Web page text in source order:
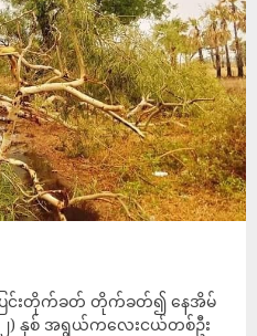
ပြင်းတိုက်ခတ် တိုက်ခတ်၍ နေအိမ်
၁၂) နှစ် အရွယ်ကလေးငယ်တစ်ဦး